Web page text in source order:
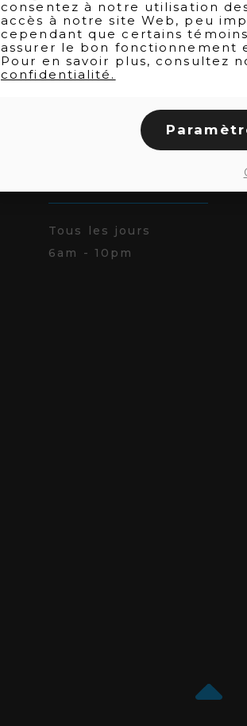
Tous les jours
6am - 10pm
consentez à notre utilisation
accès à notre site Web, peu
cependant que certains
assurer le bon fonctionnement
Pour en savoir plus, consultez
confidentialité.